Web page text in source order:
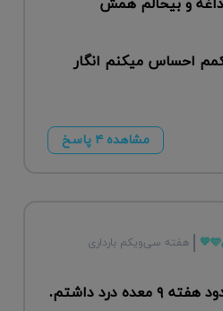
و بیحالم همش
احساس میکنم انگار
مشاهده ۴ پاسخ
هفته سی‌ویکم بارداری
من اوایل بارداری تا حدود هفته ۹ معده درد داشتم.